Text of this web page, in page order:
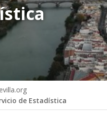
de Estadística